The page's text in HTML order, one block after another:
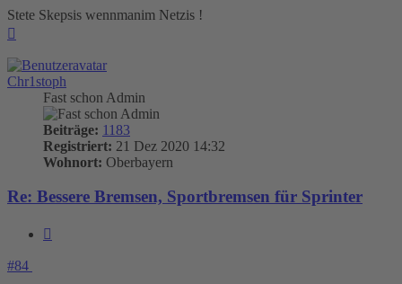
Stete Skepsis wennmanim Netzis !
Chr1stoph
Fast schon Admin
Beiträge: 1183
Registriert: 21 Dez 2020 14:32
Wohnort: Oberbayern
Re: Bessere Bremsen, Sportbremsen für Sprinter
#84